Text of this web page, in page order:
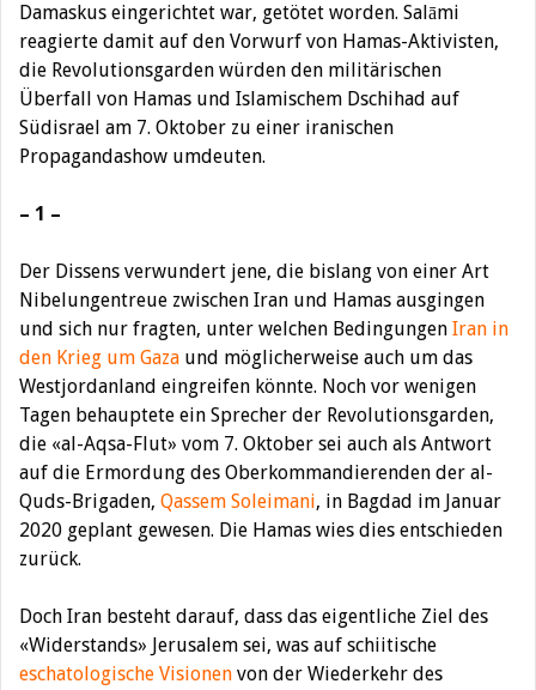
Damaskus eingerichtet war, getötet worden. Salāmi
reagierte damit auf den Vorwurf von Hamas-Aktivisten,
die Revolutionsgarden würden den militärischen
Überfall von Hamas und Islamischem Dschihad auf
Südisrael am 7. Oktober zu einer iranischen
Propagandashow umdeuten.
– 1 –
Der Dissens verwundert jene, die bislang von einer Art
Nibelungentreue zwischen Iran und Hamas ausgingen
und sich nur fragten, unter welchen Bedingungen Iran in
den Krieg um Gaza und möglicherweise auch um das
Westjordanland eingreifen könnte. Noch vor wenigen
Tagen behauptete ein Sprecher der Revolutionsgarden,
die «al-Aqsa-Flut» vom 7. Oktober sei auch als Antwort
auf die Ermordung des Oberkommandierenden der al-
Quds-Brigaden, Qassem Soleimani, in Bagdad im Januar
2020 geplant gewesen. Die Hamas wies dies entschieden
zurück.
Doch Iran besteht darauf, dass das eigentliche Ziel des
«Widerstands» Jerusalem sei, was auf schiitische
eschatologische Visionen von der Wiederkehr des